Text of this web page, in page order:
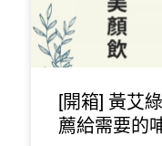
[開箱] 黃艾
薦給需要的